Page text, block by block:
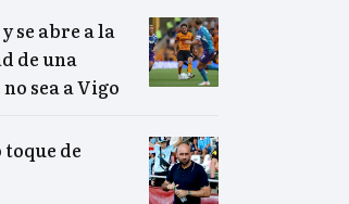
se abre a la
de una
sea a Vigo
de